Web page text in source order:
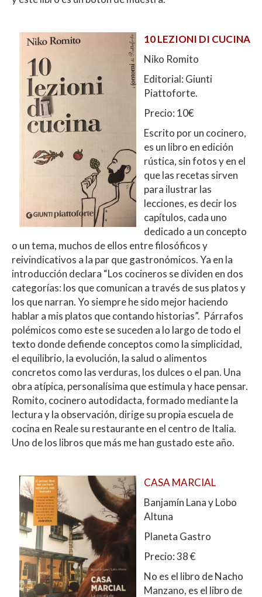
10 LEZIONI DI CUCINA
Niko Romito
Editorial: Giunti
Piattoforte.
Precio: 10€
Escrito por un cocinero,
es un libro en edición
rústica, sin fotos y en el
que las recetas sirven
para ilustrar las
lecciones, es decir los
capítulos, cada uno
dedicado a un concepto
o un tema, muchos de ellos entre filosóficos y
reivindicativos a la par que gastronómicos. Ya en la
introducción declara “Los cocineros se dividen en dos
categorías: los que comunican a través de sus platos y
los que narran. Yo siempre he sido mejor haciendo
hablar a mis platos que contando historias”. Párrafos
polémicos como este se suceden a lo largo de todo el
texto donde defiende conceptos como la simplicidad,
el equilibrio, la evolución, la salud o alimentos
concretos como las verduras, los dulces o el pan. Una
obra atípica, personalísima que estimula y hace pensar.
Romito, cocinero autodidacta, formado mediante la
lectura y la observación, dirige su propia escuela de
cocina en Reale su restaurante en el centro de Italia.
Uno de los libros que más me han gustado este año.
CASA MARCIAL
Banjamín Lana y Lobo
Altuna
Planeta Gastro
Precio: 38 €
No es el libro de Nacho
Manzano, es el libro de